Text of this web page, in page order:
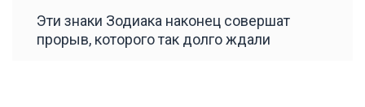
Эти знаки Зодиака наконец совершат
прорыв, которого так долго ждали